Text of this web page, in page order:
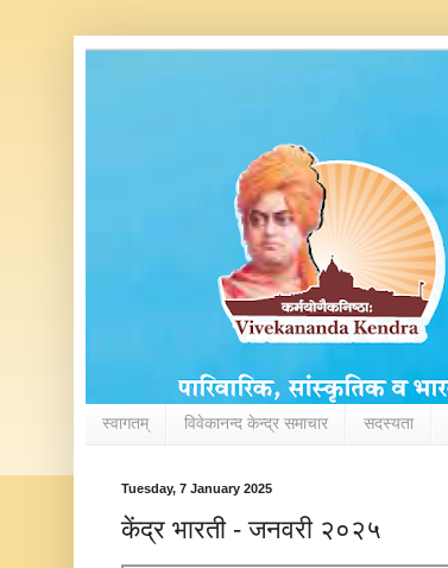
स्वागतम् विवेकानन्द केन्द्र समाचार सदस्यता
Tuesday, 7 January 2025
केंद्र भारती - जनवरी २०२५